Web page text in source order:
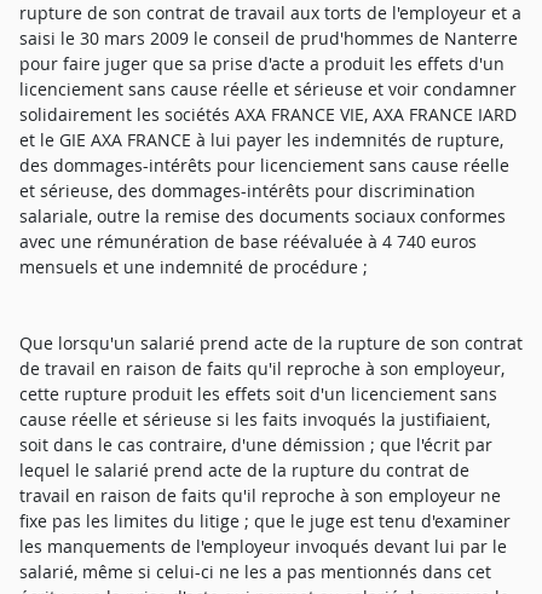
rupture de son contrat de travail aux torts de l'employeur et a
saisi le 30 mars 2009 le conseil de prud'hommes de Nanterre
pour faire juger que sa prise d'acte a produit les effets d'un
licenciement sans cause réelle et sérieuse et voir condamner
solidairement les sociétés AXA FRANCE VIE, AXA FRANCE IARD
et le GIE AXA FRANCE à lui payer les indemnités de rupture,
des dommages-intérêts pour licenciement sans cause réelle
et sérieuse, des dommages-intérêts pour discrimination
salariale, outre la remise des documents sociaux conformes
avec une rémunération de base réévaluée à 4 740 euros
mensuels et une indemnité de procédure ;
Que lorsqu'un salarié prend acte de la rupture de son contrat de travail en raison de faits qu'il reproche à son employeur, cette rupture produit les effets soit d'un licenciement sans cause réelle et sérieuse si les faits invoqués la justifiaient, soit dans le cas contraire, d'une démission ; que l'écrit par lequel le salarié prend acte de la rupture du contrat de travail en raison de faits qu'il reproche à son employeur ne fixe pas les limites du litige ; que le juge est tenu d'examiner les manquements de l'employeur invoqués devant lui par le salarié, même si celui-ci ne les a pas mentionnés dans cet écrit ; que la prise d'acte qui permet au salarié de rompre le contrat de travail suppose un manquement suffisamment grave de l'employeur qui empêche la poursuite du contrat de travail ; que la charge de la preuve des faits allégués à l'encontre de l'employeur incombe exclusivement au salarié ; qu'à l'appui de sa demande Mme X... fait état des éléments suivants :- son absence d'accord donné à la période probatoire qui lui est, dès lors, inopposable-l'illégalité de cette période probatoire-le refus de la confirmer dans la classe 7 est contraire aux critères objectifs d'évaluation fixés pour ce passage et a été discriminatoire-l'employeur a tenté de lui imposer une nouvelle période probatoire sans lui indiquer les points à améliorer et sans fondement-face à son refus il l'a rétrogradée en lui proposant des postes de classe 6- ses responsabilités ont été diminuées de façon unilatérale ; que Mme X... considère que la période d'essai lui a été imposée par décision unilatérale de l'employeur ; que ce dernier répond qu'il n'a fait qu'appliquer l'accord collectif qui s'impose aux parties ; qu'il n'est pas discuté qu'un accord collectif de groupe a été conclu le 28 juin 1999 portant sur la mise en oeuvre et le suivi des classifications ; que l'article 6 prévu au titre III sur les mesures liées au changement de classe prévoit que les changements de classe et de fonction donneront nécessairement lieu à un écrit précisant notamment l'intitulé du poste, la fonction de rattachement la classe correspondante et la date de prise d'effet ; que l'article 6. 2 intitulé période d'adaptation énonce que la mesure individuelle associée au changement de classe et de fonction ne peut intervenir qu'au terme d'une période d'adaptation permettant à l'entreprise et au salarié d'avoir le recul suffisant ; qu'il sera pris en compte l'adaptation à la nouvelle fonction et la performance individuelle atteinte ; que lorsque l'évolution professionnelle se situe dans la continuité de la fonction antérieure ou dans la même nature de métier, et/ ou dans la même famille professionnelle, la période d'adaptation sera de 6 mois pour les cadres et de 3 mois pour les autres collaborateurs ; que Mme X... ne discute pas véritablement l'application de cet accord collectif qui a eu vocation à être mis en oeuvre en l'espèce dès lors que le poste qu'elle occupait a été réévalué de classe 6 en classe 7, comme le prévoit d'ailleurs expressément le paragraphe deux de l'article 6. 2 cité ci-dessus ; que dès lors Mme X... ne peut pas utilement soutenir qu'elle occupait déjà ce poste précédemment puisque la décision de changement de classe prise par le comité d'évaluation est intervenue au mois d'avril 2008 plusieurs mois après qu'elle avait commencé à occuper ce poste ; qu'en outre les termes de l'article 6. 2 énoncent clairement que cette période d'adaptation y compris dans le cas de réévaluation de classe est impérative et s'impose tant à l'employeur qu'au salarié, seule sa durée est réduite de douze à six mois ; qu'il n'est donc pas démontré que la période d'adaptation a été imposée unilatéralement par l'employeur ; qu'en raison de dispositions conventionnelles impératives qui s'imposaient à toutes les parties au contrat de travail, Mme X... échoue également à démontrer que cette période probatoire était illégale ; que l'employeur en lui adressant la lettre du 3 juillet 2008 l'informant qu'elle serait confirmée dans sa nouvelle fonction d'expert Manager à l'issue de cette période probatoire suite à l'évaluation de son poste en classe 7, s'est donc conformé à l'accord collectif précité ; que s'agissant de l'appréciation portée sur cette période probatoire, Mme X... considère qu'elle n'a reçu aucune remarque ni objectif particulier et conteste les performances insuffisantes dont l'employeur fait état en soutenant que son travail a toujours été exemplaire, qu'il n'y a pas eu de bilan des objectifs assignés à la fin de 2008, que ces objectifs ne tenaient pas compte de son temps partiel et que contrairement à ses collègues Mmes Z... et Y..., son périmètre d'intervention portait sur des dossiers stratégiques à fort enjeu financier ; que les sociétés intimées répondent que la décision de ne pas la confirmer en classe 7 au 1er janvier 2009 repose sur des considérations objectives et relève du pouvoir de direction de l'employeur ; qu'il ressort de l'évaluation de la salariée pour l'année 2007 que le taux d'atteinte global des objectifs a été de 95 % ; que si cette évaluation est globalement positive et accompagnée d'encouragements, comme l'a souligné l'employeur des réserves ont néanmoins été portées en particulier sur le développement de l'activité commerciale (objectif atteint à 80 %) :'le positionnement de la direction des achats reste insuffisant par manque d'anticipation ; qu'il faut inscrire la relation client interne dans plus de continuité sur ces sujets et se mettre en capacité d'adaptation', et le développement personnel (objectif atteint à 85 %) :'l'axe de progrès reste essentiellement celui de l'anticipation des actions à mener. Il faut suivre les collaborateurs dans la délégation et faire preuve de plus de rigueur dans la gestion des outils achats'; que Mme X... n'apporte aucun élément de preuve que les objectifs qui lui étaient assignés étaient disproportionnés compte tenu de son temps partiel et que son périmètre d'intervention était plus complexe que celui de ses deux collègues respectivement en charge des achats de services généraux et des achats de services professionnels ; que l'appelante n'a pas contesté la note manuscrite citée par les intimées émanant de M. B... qui a été son N + 2 jusqu'au mois de novembre 2008 avant que M. C... ne lui succède ; que dans ce document, M. B... fait état des objectifs et de son avis sur les performances respectives des trois responsables des achats y compris Mme X... ; qu'il a relevé pour cette dernière une performance globale en baisse par rapport à l'année précédente (93 %) avec notamment à propos de l'anticipation des besoins des clients internes et le partage des objectifs un taux de performance de 80 %'la coopération avec les directeurs d'AXA France Services et le positionnement en amont des projets restent à structurer'; que Mme X... expose que ces réserves n'ont pas été portées à sa connaissance et qu'il n'y a pas eu de bilan de ses objectifs à la fin de l'année 2008 ; que la lettre qu'elle a adressée le 5 janvier 2009 à son employeur fait état de son courrier électronique transmis à son manager le 16 décembre 2008 après l'entretien en vue du bilan de fin de période d'essai qu'elle reconnait avoir eu avec M. C.... Dans ce courrier électronique elle répond sur trois pages à différents éléments portant sur sa performance et sur les réserves émises par son supérieur au cours de cet entretien ; que dans un courrier daté du 14 janvier 2009 en réponse à une lettre de la salariée, la responsable des ressources humaines a écrit que la décision selon laquelle la période d'adaptation n'était pas concluante lui a été notifiée et explicitées'au cours des entretiens successifs que vous avez eus avec votre manager le 18 décembre 2008, avec moi-même le 9 janvier 2009 puis avec Pascal D... le 14 janvier 2009 » ; que l'appelante ne démontre donc pas qu'elle est restée dans l'ignorance des réserves et des motifs pour lesquels elle n'a pas été confirmée dans le poste au 1er janvier 2009. Enfin elle ne démontre aucun caractère discriminatoire dès lors que Mme Z... qui n'avait pas non plus atteint 100 % des objectifs à la fin de l'année 2008 n'a pas été non plus confirmée dans ce poste de classe 7 à cette période ; que Mme X... ne parvient pas non plus a établir que le renouvellement de la période d'adaptation qui lui a été proposé n'avait aucune justification alors qu'il est démontré que des réserves objectives avaient été portées à sa connaissance sur ses performances ; qu'en outre dans la lettre précitée du 14 janvier l'employeur qui lui a proposé le renouvellement mentionne que son'manager (lui) fixera des objectifs précis pour cette période et fera avec (elle) des points réguliers'. Il convient en outre de remarquer que ce renouvellement a été également proposé à Mme Z... et dès lors que les deux salariés ont été placées dans une situation identique au regard d'éléments objectifs tenant au niveau de leur performance à la fin de l'année 2008 ; que s'agissant des postes de classe 6 offerts à Mme X..., il n'est pas contesté que deux postes lui ont été proposés le 30 janvier 2009. Dès lors qu'elle n'était pas confirmée à l'issue de la période d'adaptation et qu'elle avait refusé le renouvellement de celle-ci le poste offert en classe 6 ne pouvait constituer en soi une rétrogradation. En outre l'employeur justifie qu'il a écrit à la salariée le 20 février suite à son refus d'occuper l'un ou l'autre de ces postes, en lui proposant un entretien avec la directrice des ressources humaines pour'trouver une solution à votre situation'à l'issue de sa période de congé, le 3 mars 2009. Mme X... a pris acte de la rupture de son contrat le 23 février 2009 ; que dans ces conditions Mme X... ne justifie d'aucun manquement de l'employeur ; que c'est pourquoi le jugement qui a dit que la prise d'acte de rupture du contrat de travail a produit l'effet d'une démission et qui a débouté Mme X... de ses demandes afférentes à un licenciement sans cause